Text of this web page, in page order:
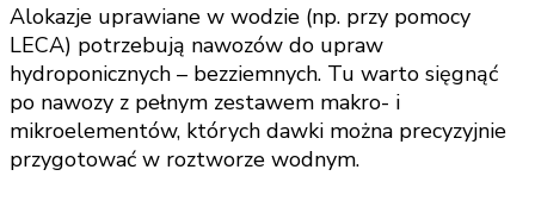
Alokazje uprawiane w wodzie (np. przy pomocy
LECA) potrzebują nawozów do upraw
hydroponicznych – bezziemnych. Tu warto sięgnąć
po nawozy z pełnym zestawem makro- i
mikroelementów, których dawki można precyzyjnie
przygotować w roztworze wodnym.